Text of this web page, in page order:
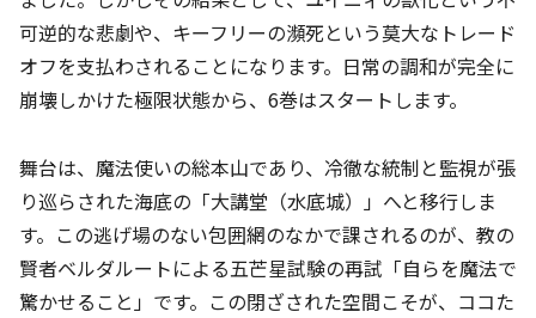
可逆的な悲劇や、キーフリーの瀕死という莫大なトレード
オフを支払わされることになります。日常の調和が完全に
崩壊しかけた極限状態から、6巻はスタートします。
舞台は、魔法使いの総本山であり、冷徹な統制と監視が張
り巡らされた海底の「大講堂（水底城）」へと移行しま
す。この逃げ場のない包囲網のなかで課されるのが、教の
賢者ベルダルートによる五芒星試験の再試「自らを魔法で
驚かせること」です。この閉ざされた空間こそが、ココた